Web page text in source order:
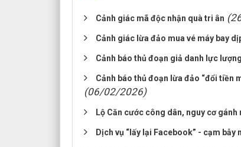
Cảnh giác mã độc nhận quà tri ân
Cảnh giác lừa đảo mua vé máy bay
Cảnh báo thủ đoạn giả danh lực
Cảnh báo thủ đoạn lừa đảo “đổi tiền
(06/02/2026)
Lộ Căn cước công dân, nguy cơ gánh
Dịch vụ “lấy lại Facebook” - cạm